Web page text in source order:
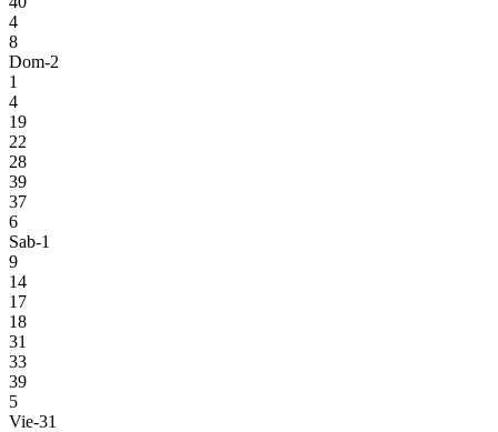
4
8
Dom-2
1
4
19
22
28
39
37
6
Sab-1
9
14
17
18
31
33
39
5
Vie-31